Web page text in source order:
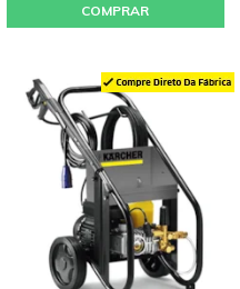
COMPRAR